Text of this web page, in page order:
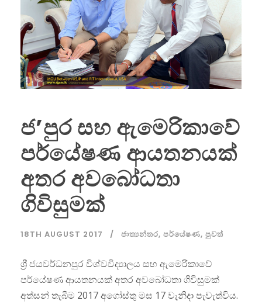
ජ’පුර සහ ඇමෙරිකාවේ
පර්යේෂණ ආයතනයක්
අතර අවබෝධතා
ගිවිසුමක්
18TH AUGUST 2017 ජාත්‍යන්තර, පර්යේෂණ, පුවත්
ශ්‍රී ජයවර්ධනපුර විශ්වවිද්‍යාලය සහ ඇමෙරිකාවේ
පර්යේෂණ ආයතනයක් අතර අවබෝධතා ගිවිසුමක්
අත්සන් තැබීම 2017 අගෝස්තු මස 17 වැනිදා පැවැත්විය.